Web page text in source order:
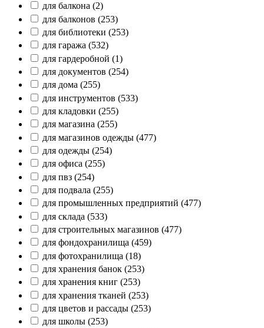
для балкона (2)
для балконов (253)
для библиотеки (253)
для гаража (532)
для гардеробной (1)
для документов (254)
для дома (255)
для инструментов (533)
для кладовки (255)
для магазина (255)
для магазинов одежды (477)
для одежды (254)
для офиса (255)
для пвз (254)
для подвала (255)
для промышленных предприятий (477)
для склада (533)
для строительных магазинов (477)
для фондохранилища (459)
для фотохранилища (18)
для хранения банок (253)
для хранения книг (253)
для хранения тканей (253)
для цветов и рассады (253)
для школы (253)